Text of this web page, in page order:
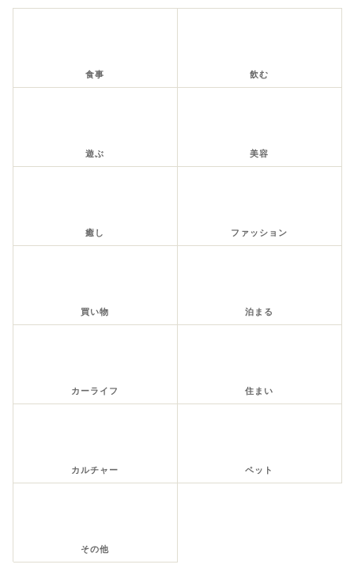
食事 飲む
遊ぶ 美容
癒し ファッション
買い物 泊まる
カーライフ 住まい
カルチャー ペット
その他